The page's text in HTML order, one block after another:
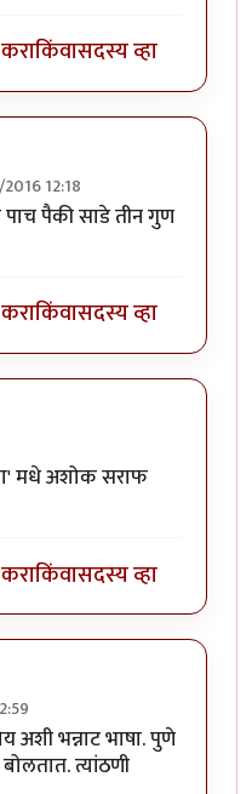
किंवासदस्य व्हा
12:18
पैकी साडे तीन गुण
किंवासदस्य व्हा
मधे अशोक सराफ
किंवासदस्य व्हा
भन्नाट भाषा. पुणे
त्यांठणी